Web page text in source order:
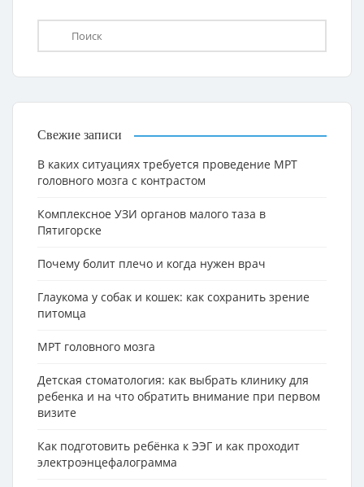
Свежие записи
В каких ситуациях требуется проведение МРТ
головного мозга с контрастом
Комплексное УЗИ органов малого таза в
Пятигорске
Почему болит плечо и когда нужен врач
Глаукома у собак и кошек: как сохранить зрение
питомца
МРТ головного мозга
Детская стоматология: как выбрать клинику для
ребенка и на что обратить внимание при первом
визите
Как подготовить ребёнка к ЭЭГ и как проходит
электроэнцефалограмма